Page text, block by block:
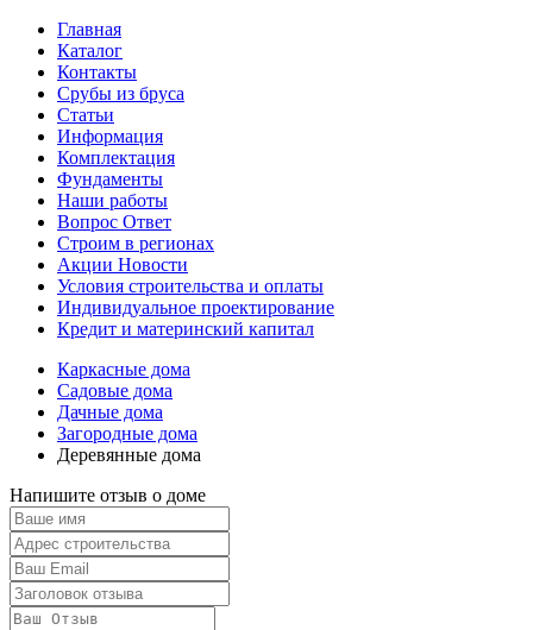
Главная
Каталог
Контакты
Срубы из бруса
Статьи
Информация
Комплектация
Фундаменты
Наши работы
Вопрос Ответ
Строим в регионах
Акции Новости
Условия строительства и оплаты
Индивидуальное проектирование
Кредит и материнский капитал
Каркасные дома
Садовые дома
Дачные дома
Загородные дома
Деревянные дома
Напишите отзыв о доме